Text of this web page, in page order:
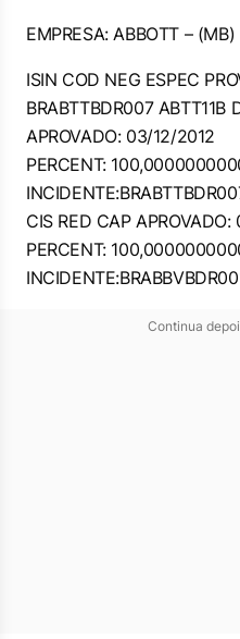
EMPRESA: ABBOTT – (MB)
ISIN COD NEG ESPEC
BRABTTBDR007 ABTT11B
APROVADO: 03/12/2012
PERCENT:
CIS RED CAP
PERCENT:
Continua